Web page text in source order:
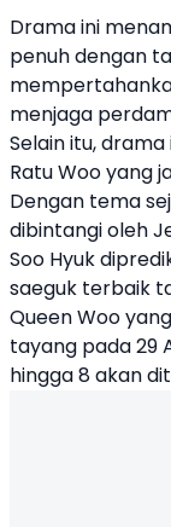
Drama ini
penuh dengan
menjaga
Selain itu,
Ratu Woo yang
Dengan tema
dibintangi oleh
Soo Hyuk
saeguk terbaik
Queen Woo
tayang pada 29
hingga 8 akan